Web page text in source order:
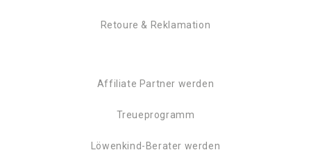
Retoure & Reklamation
Affiliate Partner werden
Treueprogramm
Löwenkind-Berater werden